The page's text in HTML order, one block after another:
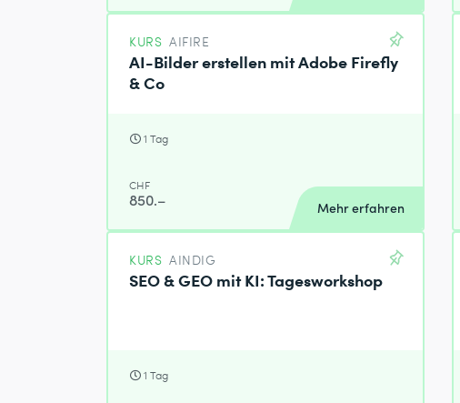
KURS AIFIRE
AI-Bilder erstellen mit Adobe Firefly
& Co
1 Tag
CHF
850.– Mehr erfahren
KURS AINDIG
SEO & GEO mit KI: Tagesworkshop
1 Tag